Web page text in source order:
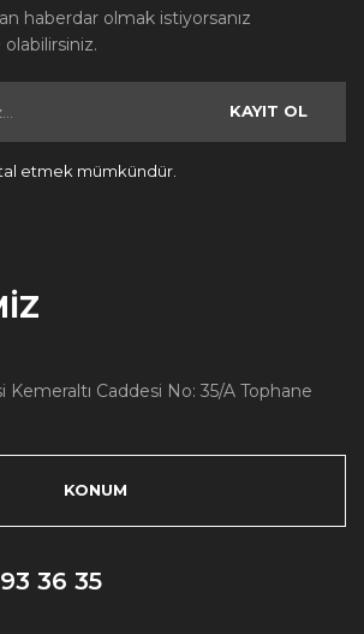
haberdar olmak istiyorsanız
KAYIT OL
etmek mümkündür.
Kemeraltı Caddesi No: 35/A Tophane
KONUM
36 35